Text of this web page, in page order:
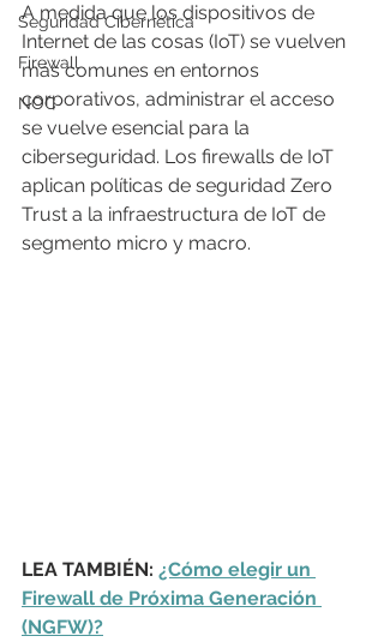
Seguridad Cibernética
Firewall
NOC
A medida que los dispositivos de
Internet de las cosas (IoT) se vuelven
más comunes en entornos
corporativos, administrar el acceso
se vuelve esencial para la
ciberseguridad. Los firewalls de IoT
aplican políticas de seguridad Zero
Trust a la infraestructura de IoT de
segmento micro y macro.
LEA TAMBIÉN: ¿Cómo elegir un
Firewall de Próxima Generación
(NGFW)?